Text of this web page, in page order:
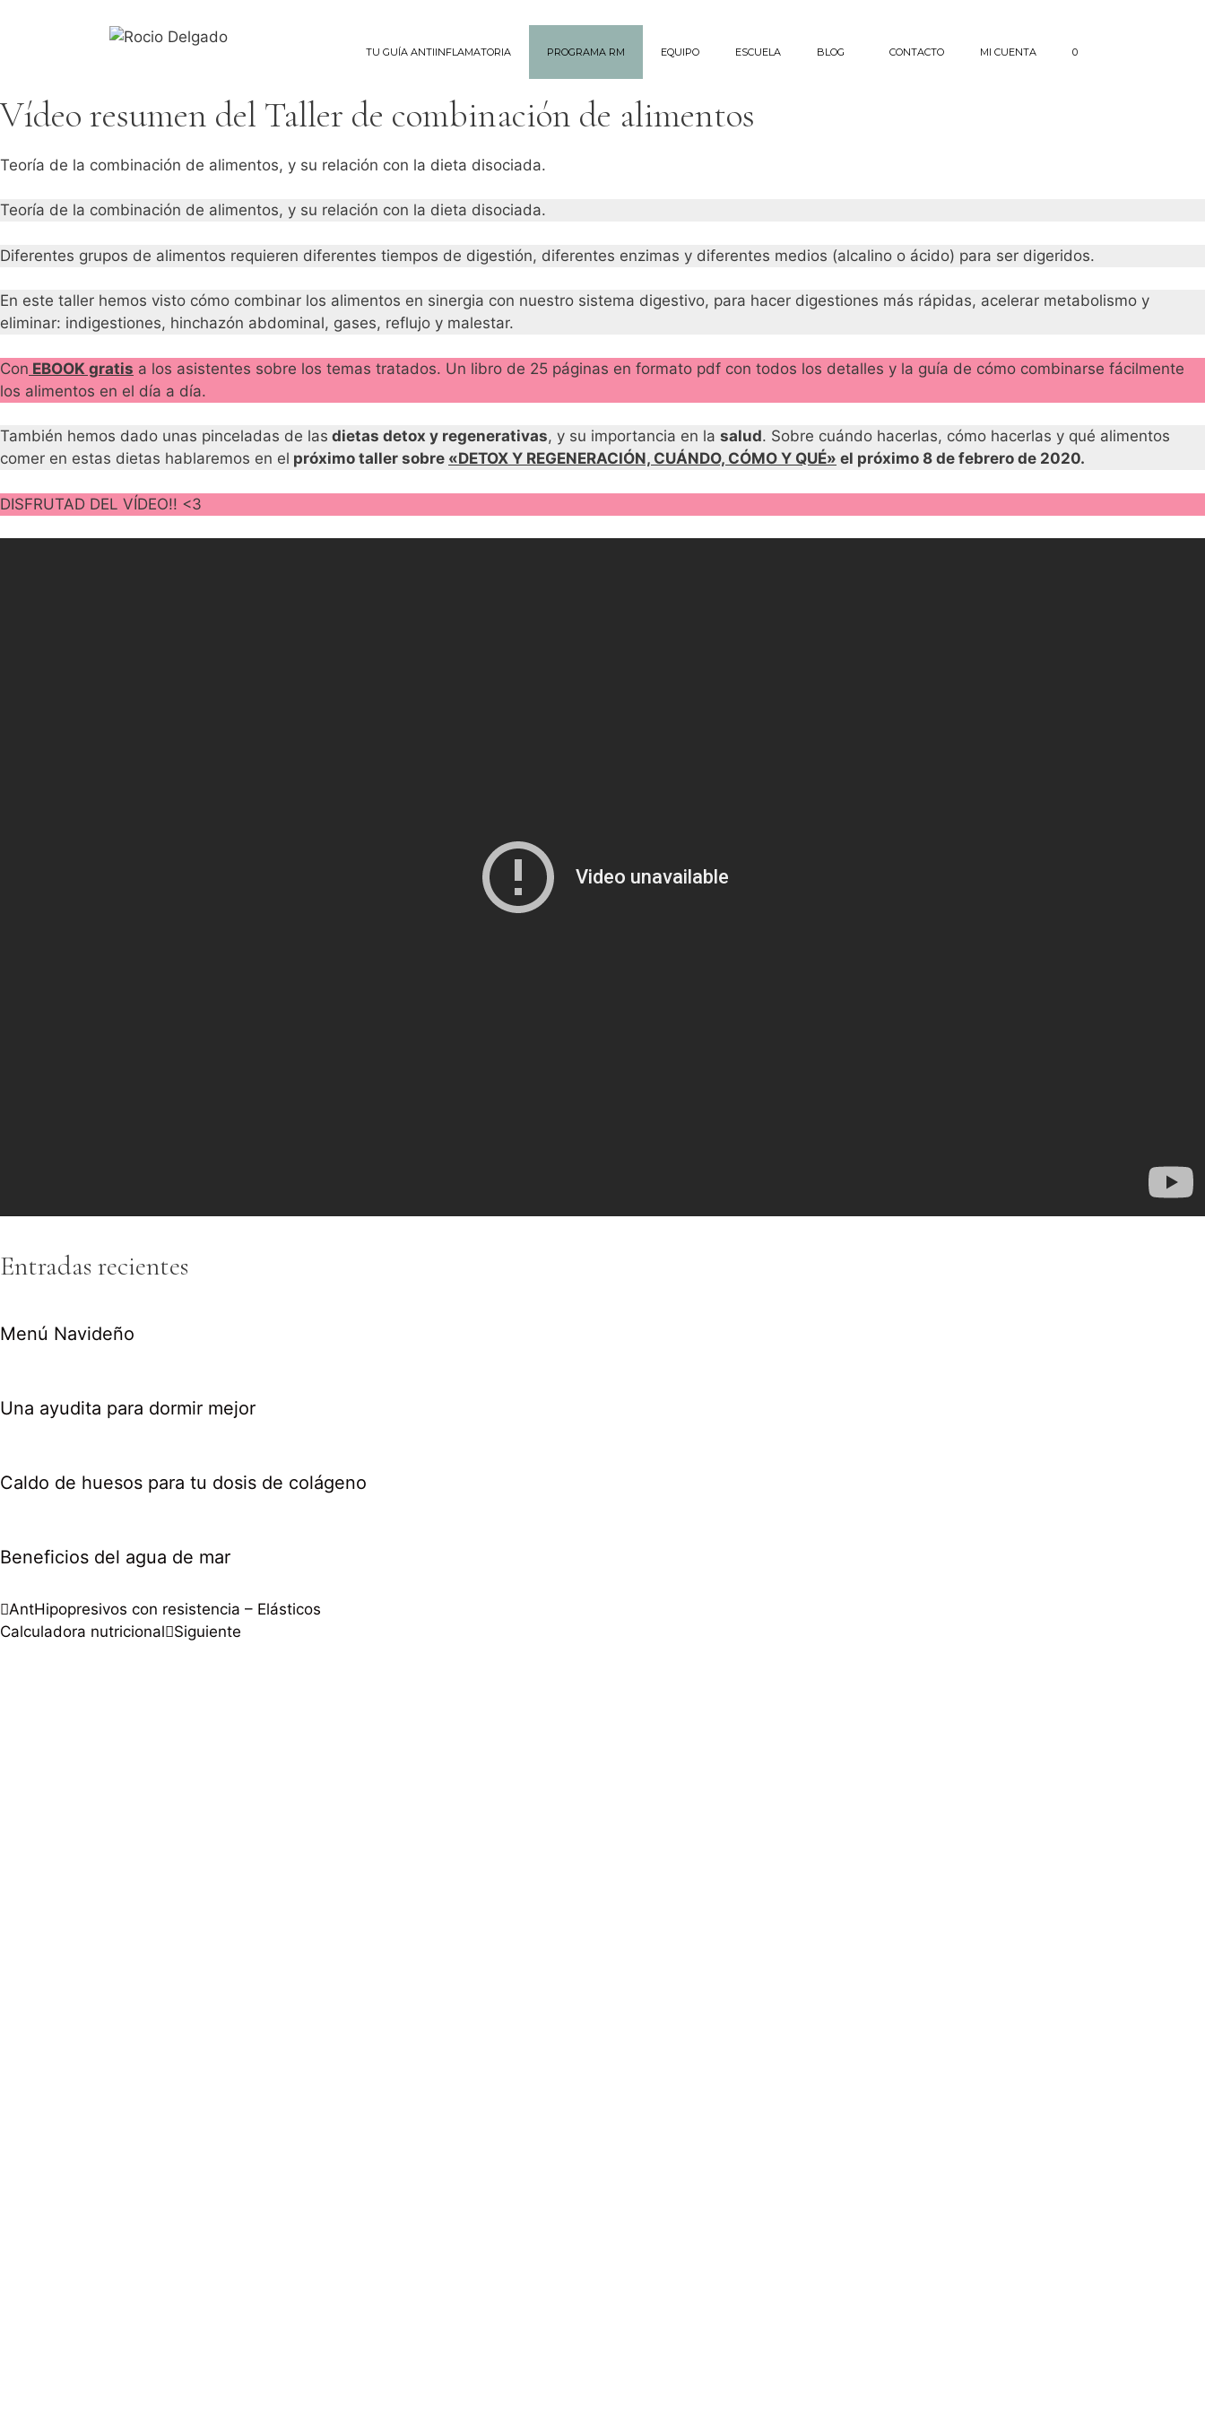
TU GUÍA ANTIINFLAMATORIA PROGRAMA RM EQUIPO ESCUELA BLOG CONTACTO MI CUENTA 0
Vídeo resumen del Taller de combinación de alimentos
Teoría de la combinación de alimentos, y su relación con la dieta disociada.
Teoría de la combinación de alimentos, y su relación con la dieta disociada.
Diferentes grupos de alimentos requieren diferentes tiempos de digestión, diferentes enzimas y diferentes medios (alcalino o ácido) para ser digeridos.
En este taller hemos visto cómo combinar los alimentos en sinergia con nuestro sistema digestivo, para hacer digestiones más rápidas, acelerar metabolismo y
eliminar: indigestiones, hinchazón abdominal, gases, reflujo y malestar.
Con EBOOK gratis a los asistentes sobre los temas tratados. Un libro de 25 páginas en formato pdf con todos los detalles y la guía de cómo combinarse fácilmente
los alimentos en el día a día.
También hemos dado unas pinceladas de las dietas detox y regenerativas, y su importancia en la salud. Sobre cuándo hacerlas, cómo hacerlas y qué alimentos
comer en estas dietas hablaremos en el próximo taller sobre «DETOX Y REGENERACIÓN, CUÁNDO, CÓMO Y QUÉ» el próximo 8 de febrero de 2020.
DISFRUTAD DEL VÍDEO!! <3
Entradas recientes
Menú Navideño
Una ayudita para dormir mejor
Caldo de huesos para tu dosis de colágeno
Beneficios del agua de mar
AntHipopresivos con resistencia – Elásticos
Calculadora nutricional Siguiente